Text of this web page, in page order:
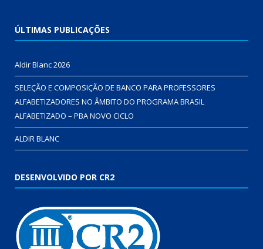
ÚLTIMAS PUBLICAÇÕES
Aldir Blanc 2026
SELEÇÃO E COMPOSIÇÃO DE BANCO PARA PROFESSORES
ALFABETIZADORES NO ÂMBITO DO PROGRAMA BRASIL
ALFABETIZADO – PBA NOVO CICLO
ALDIR BLANC
DESENVOLVIDO POR CR2